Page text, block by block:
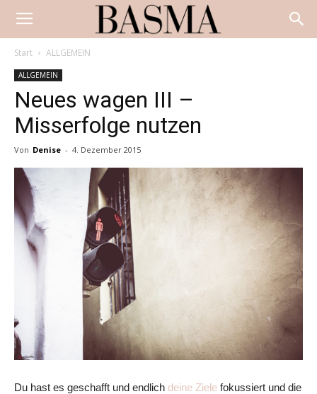
Start ALLGEMEIN
ALLGEMEIN
Neues wagen III –
Misserfolge nutzen
Von Denise - 4. Dezember 2015
Du hast es geschafft und endlich deine Ziele fokussiert und die